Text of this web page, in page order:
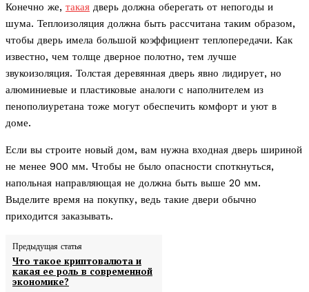
Конечно же, такая дверь должна оберегать от непогоды и
шума. Теплоизоляция должна быть рассчитана таким образом,
чтобы дверь имела большой коэффициент теплопередачи. Как
известно, чем толще дверное полотно, тем лучше
звукоизоляция. Толстая деревянная дверь явно лидирует, но
алюминиевые и пластиковые аналоги с наполнителем из
пенополиуретана тоже могут обеспечить комфорт и уют в
доме.
Если вы строите новый дом, вам нужна входная дверь шириной
не менее 900 мм. Чтобы не было опасности споткнуться,
напольная направляющая не должна быть выше 20 мм.
Выделите время на покупку, ведь такие двери обычно
приходится заказывать.
Предыдущая статья
Что такое криптовалюта и
какая ее роль в современной
экономике?